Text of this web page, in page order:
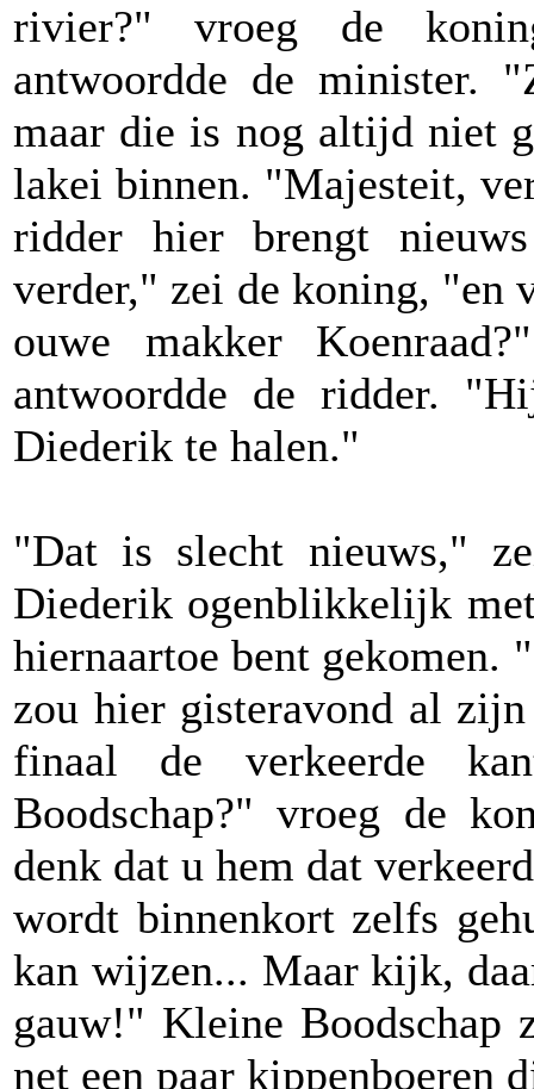
rivier?" vroeg de
antwoordde de minister.
maar die is nog altijd niet
lakei binnen. "Majesteit,
ridder hier brengt
verder," zei de koning, "en
ouwe makker
antwoordde de ridder.
Diederik te halen."
"Dat is slecht nieuws,"
Diederik ogenblikkelijk
hiernaartoe bent
zou hier gisteravond al
finaal de verkeerde
Boodschap?" vroeg de
denk dat u hem dat
wordt binnenkort zelfs
kan wijzen... Maar kijk,
gauw!" Kleine Boodschap
net een paar kippenboeren